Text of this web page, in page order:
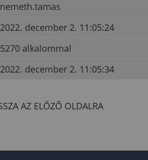
nemeth.tamas
2022. december 2. 11:05:24
5270 alkalommal
2022. december 2. 11:05:34